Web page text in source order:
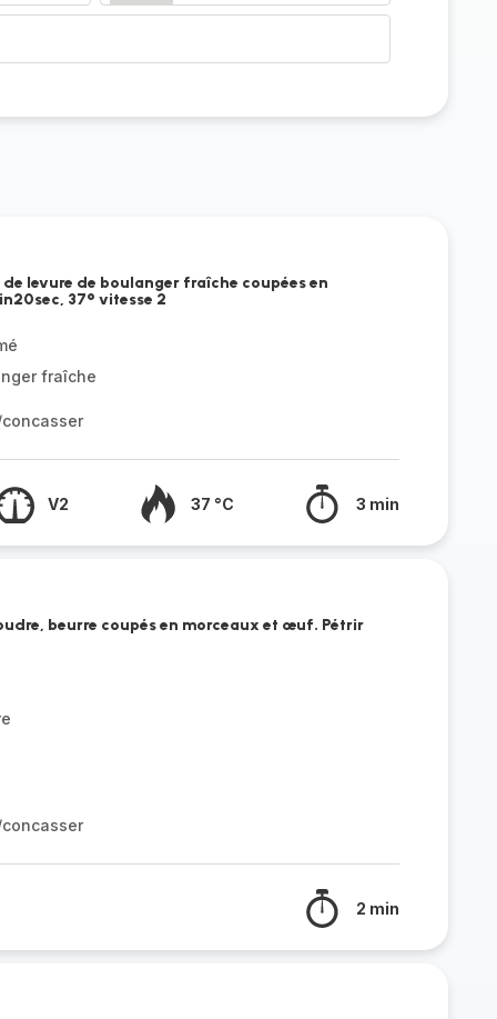
levure de boulanger fraîche coupées en
37° vitesse 2
fraîche
V2 37 °C 3 min
beurre coupés en morceaux et œuf. Pétrir
2 min